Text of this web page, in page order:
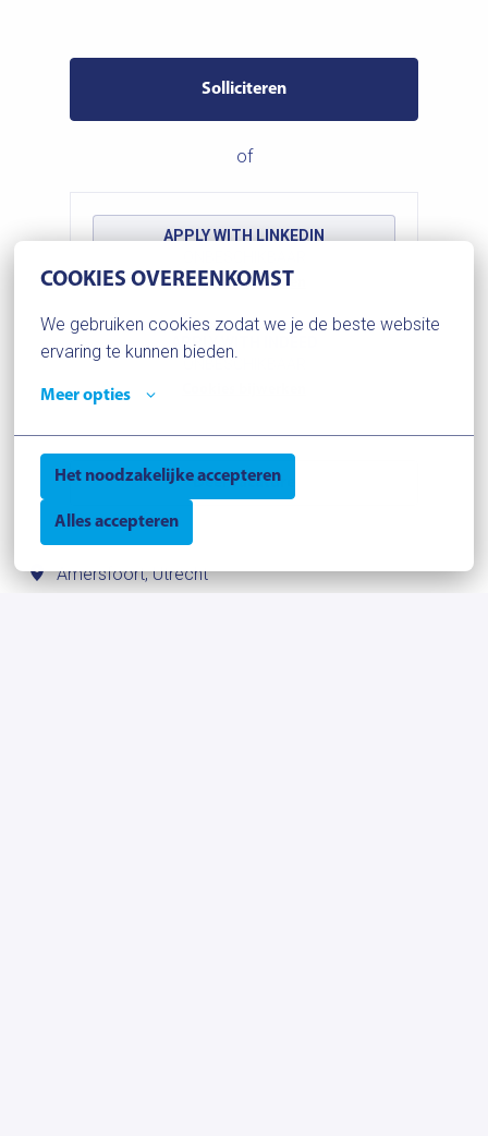
COOKIES OVEREENKOMST
We gebruiken cookies zodat we je de beste website
ervaring te kunnen bieden.
Meer opties
Het noodzakelijke accepteren
Alles accepteren
Solliciteren
of
APPLY WITH LINKEDIN
Cookies bijwerken
APPLY WITH INDEED
Deel vacature
Amersfoort, Utrecht